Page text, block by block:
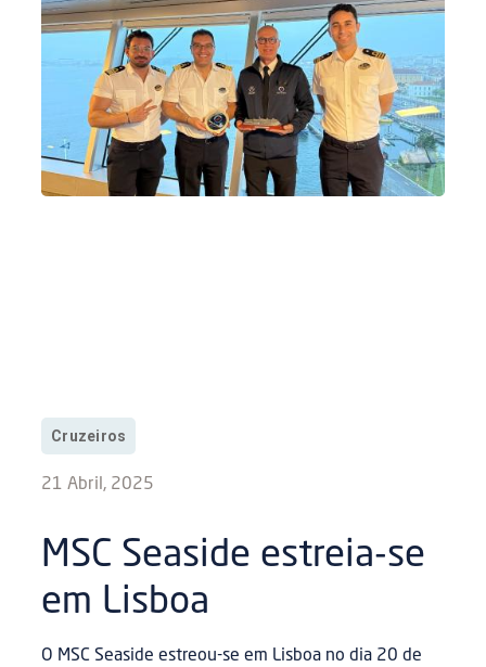
Cruzeiros
21 Abril, 2025
MSC Seaside estreia-se
em Lisboa
O MSC Seaside estreou-se em Lisboa no dia 20 de